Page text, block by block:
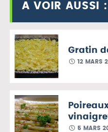
A VOIR AUSSI :
Gratin
12 MARS
5 MARS